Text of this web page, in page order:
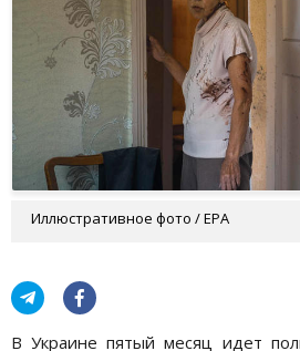
Иллюстративное фото / EPA
В Украине пятый месяц идет